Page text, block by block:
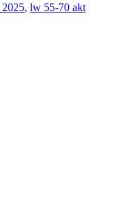
, lw 55-70 akt